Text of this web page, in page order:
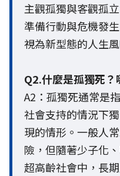
主觀孤獨與客觀孤
準備行動與危機發
視為新型態的人生
Q2.什麼是孤獨死？
A2：孤獨死通常是
社會支持的情況下
現的情形。一般人
險，但隨著少子化
超高齡社會中，長